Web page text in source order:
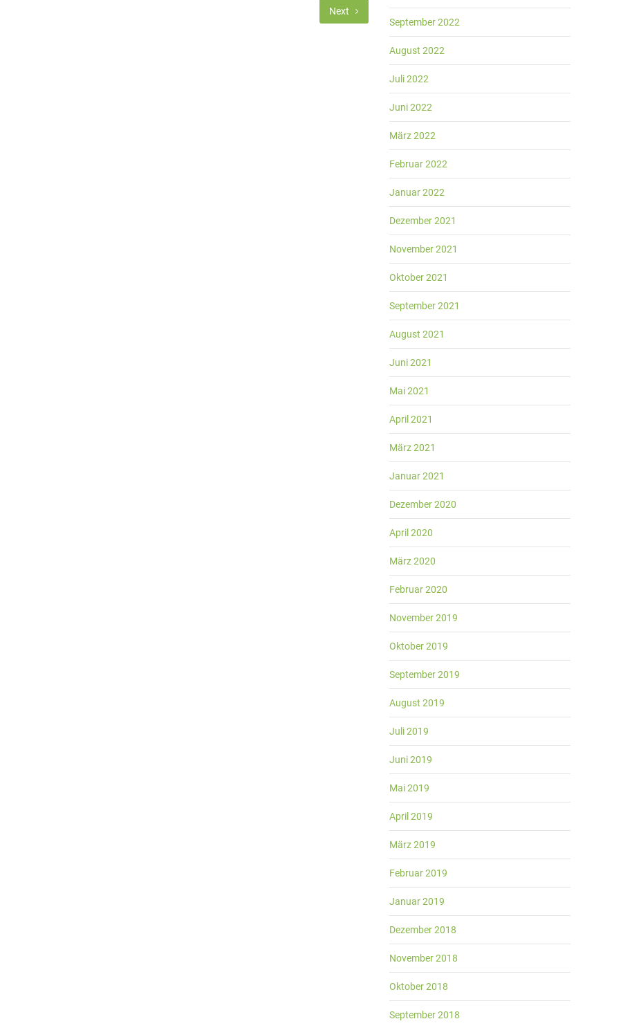
Next
September 2022
August 2022
Juli 2022
Juni 2022
März 2022
Februar 2022
Januar 2022
Dezember 2021
November 2021
Oktober 2021
September 2021
August 2021
Juni 2021
Mai 2021
April 2021
März 2021
Januar 2021
Dezember 2020
April 2020
März 2020
Februar 2020
November 2019
Oktober 2019
September 2019
August 2019
Juli 2019
Juni 2019
Mai 2019
April 2019
März 2019
Februar 2019
Januar 2019
Dezember 2018
November 2018
Oktober 2018
September 2018